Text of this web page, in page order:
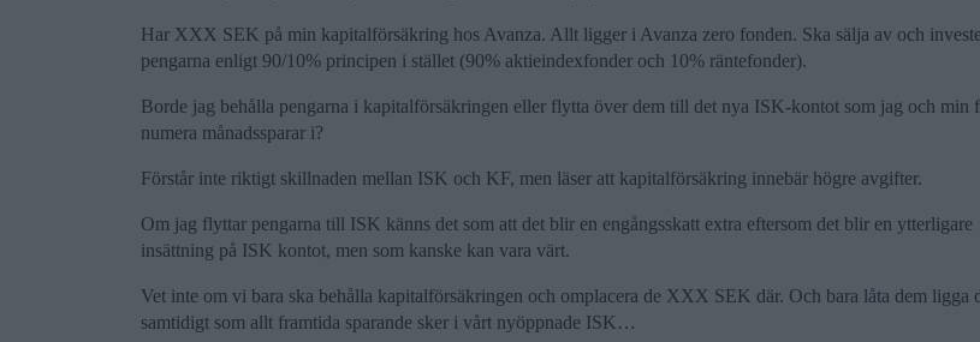
Har XXX SEK på min kapitalförsäkring hos Avanza. Allt ligger i Avanza zero fonden. Ska sälja av och
pengarna enligt 90/10% principen i stället (90% aktieindexfonder och 10% räntefonder).
Borde jag behålla pengarna i kapitalförsäkringen eller flytta över dem till det nya ISK-kontot som jag och min
numera månadssparar i?
Förstår inte riktigt skillnaden mellan ISK och KF, men läser att kapitalförsäkring innebär högre avgifter.
Om jag flyttar pengarna till ISK känns det som att det blir en engångsskatt extra eftersom det blir en ytterligare
insättning på ISK kontot, men som kanske kan vara värt.
Vet inte om vi bara ska behålla kapitalförsäkringen och omplacera de XXX SEK där. Och bara låta dem ligga
samtidigt som allt framtida sparande sker i vårt nyöppnade ISK…